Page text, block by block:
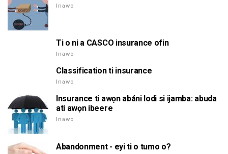
Inawo
Ti o ni a CASCO insurance ofin
Inawo
Classification ti insurance
Inawo
Insurance ti awọn abáni lodi si ijamba: abuda
ati awọn ibeere
Inawo
Abandonment - eyi ti o tumo o?